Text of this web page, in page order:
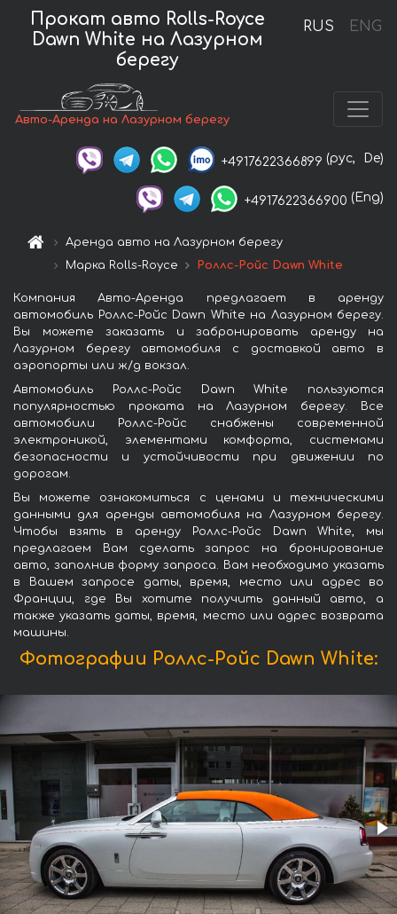
RUS ENG
Прокат авто Rolls-Royce
Dawn White на Лазурном
берегу
Авто-Аренда на Лазурном берегу
+4917622366899 (рус, De)
+4917622366900 (Eng)
Аренда авто на Лазурном берегу
Марка Rolls-Royce
Роллс-Ройс Dawn White
Компания Авто-Аренда предлагает в аренду
автомобиль Роллс-Ройс Dawn White на Лазурном берегу.
Вы можете заказать и забронировать аренду на
Лазурном берегу автомобиля с доставкой авто в
аэропорты или ж/д вокзал.
Автомобиль Роллс-Ройс Dawn White пользуются
популярностью проката на Лазурном берегу. Все
автомобили Роллс-Ройс снабжены современной
электроникой, элементами комфорта, системами
безопасности и устойчивости при движении по
дорогам.
Вы можете ознакомиться с ценами и техническими
данными для аренды автомобиля на Лазурном берегу.
Чтобы взять в аренду Роллс-Ройс Dawn White, мы
предлагаем Вам сделать запрос на бронирование
авто, заполнив форму запроса. Вам необходимо указать
в Вашем запросе даты, время, место или адрес во
Франции, где Вы хотите получить данный авто, а
также указать даты, время, место или адрес возврата
машины.
Фотографии Роллс-Ройс Dawn White: